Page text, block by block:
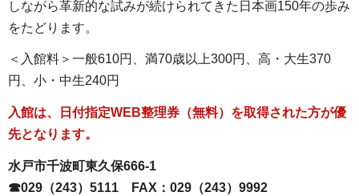
しながら革新的な試みが続けられてきた日本画150年の歩み
をたどります。
＜入館料＞一般610円、満70歳以上300円、高・大生370
円、小・中生240円
入館は、日付指定WEB整理券（無料）を取得された方が優
先となります。
水戸市千波町東久保666-1
☎029（243）5111
FAX ：029（243）9992